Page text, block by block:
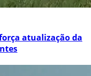
atualização da